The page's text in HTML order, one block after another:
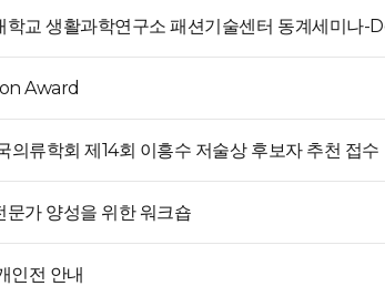
학교 생활과학연구소 패션기술센터 동계세미
Award
의류학회 제14회 이흥수 저술상 후보자 추천 접수
문가 양성을 위한 워크숍
인전 안내